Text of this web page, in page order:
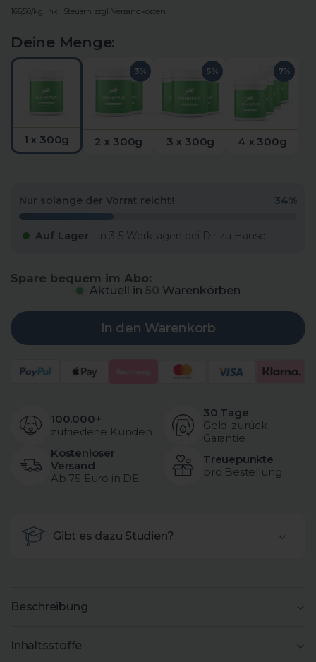
166,50/kg Inkl. Steuern zzgl. Versandkosten
Deine Menge:
1 x 300g
3%
2 x 300g
5%
3 x 300g
7%
4 x 300g
Nur solange der Vorrat reicht! 34%
Auf Lager - in 3-5 Werktagen bei Dir zu Hause
Spare bequem im Abo:
Aktuell in Warenkörben
In den Warenkorb
100.000+
zufriedene Kunden
30 Tage
Geld-zurück-
Garantie
Kostenloser
Versand
Ab 75 Euro in DE
Treuepunkte
pro Bestellung
Gibt es dazu Studien?
Beschreibung
Inhaltsstoffe